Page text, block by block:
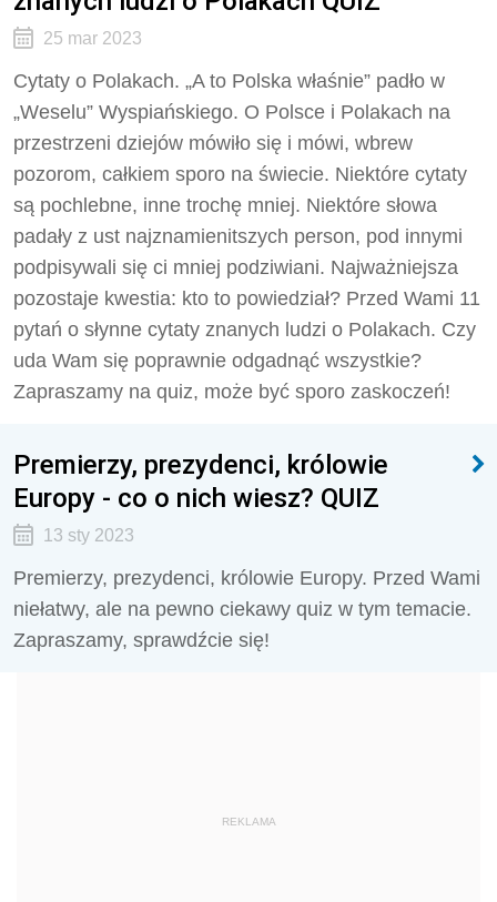
25 mar 2023
Cytaty o Polakach. „A to Polska właśnie” padło w
„Weselu” Wyspiańskiego. O Polsce i Polakach na
przestrzeni dziejów mówiło się i mówi, wbrew
pozorom, całkiem sporo na świecie. Niektóre cytaty
są pochlebne, inne trochę mniej. Niektóre słowa
padały z ust najznamienitszych person, pod innymi
podpisywali się ci mniej podziwiani. Najważniejsza
pozostaje kwestia: kto to powiedział? Przed Wami 11
pytań o słynne cytaty znanych ludzi o Polakach. Czy
uda Wam się poprawnie odgadnąć wszystkie?
Zapraszamy na quiz, może być sporo zaskoczeń!
Premierzy, prezydenci, królowie
Europy - co o nich wiesz? QUIZ
13 sty 2023
Premierzy, prezydenci, królowie Europy. Przed Wami
niełatwy, ale na pewno ciekawy quiz w tym temacie.
Zapraszamy, sprawdźcie się!
REKLAMA